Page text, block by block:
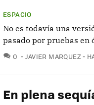
ESPACIO
No es todavía una
pasado por pruebas en
0 COMENTARIOS
JAVIER MARQUEZ
En plena